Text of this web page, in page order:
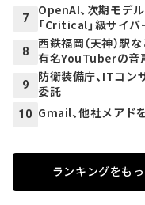
7
OpenAI、次期モデ
「Critical」級サイ
8
西鉄福岡（天神）
有名YouTuberの音
9
防衛装備庁、ITコン
委託
10 Gmail、他社メアド
ランキングをも